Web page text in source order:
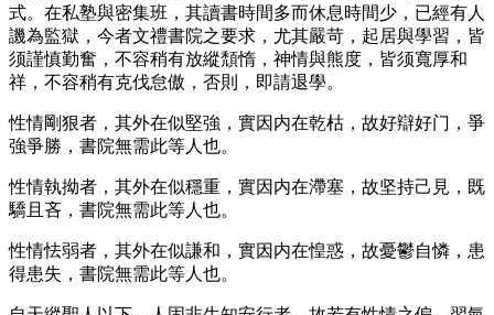
式。在私塾與密集班，其讀書時間多而休息時間少，已經有人
譏為監獄，今者文禮書院之要求，尤其嚴苛，起居與學習，皆
须謹慎勤奮，不容稍有放縱頹惰，神情與熊度，皆须寬厚和
祥，不容稍有克伐怠傲，否則，即請退學。
性情剛狠者，其外在似堅強，實因内在乾枯，故好辯好门，爭
強爭勝，書院無需此等人也。
性情執拗者，其外在似穩重，實因内在滯塞，故坚持己見，既
驕且吝，書院無需此等人也。
性情怯弱者，其外在似謙和，實因内在惶惑，故憂鬱自憐，患
得患失，書院無需此等人也。